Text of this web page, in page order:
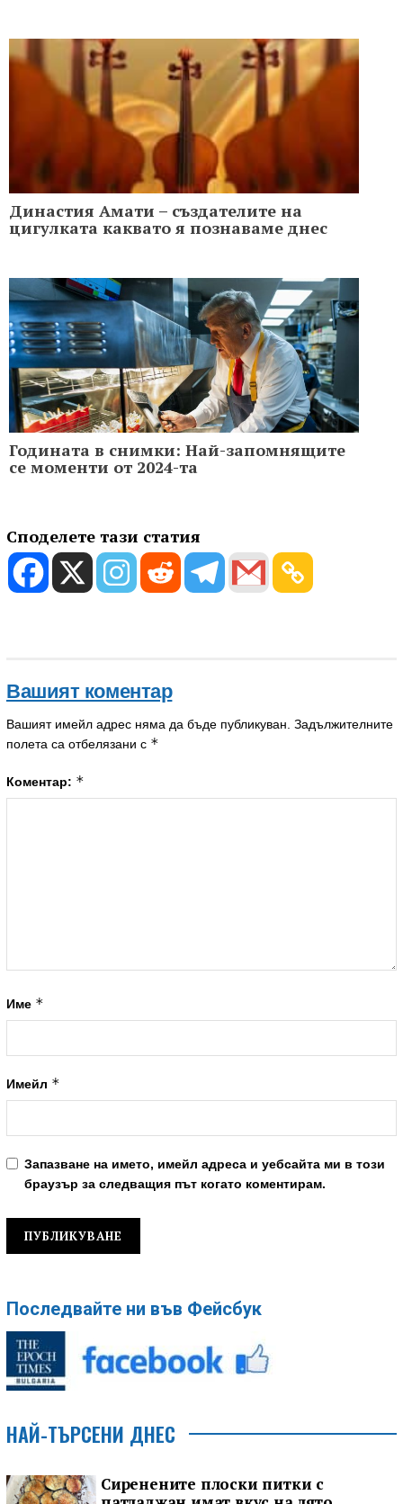
Династия Амати – създателите на
цигулката каквато я познаваме днес
Годината в снимки: Най-запомнящите
се моменти от 2024-та
Споделете тази статия
Вашият коментар
Вашият имейл адрес няма да бъде публикуван. Задължителните
полета са отбелязани с *
Коментар: *
Име *
Имейл *
Запазване на името, имейл адреса и уебсайта ми в този
браузър за следващия път когато коментирам.
Последвайте ни във Фейсбук
НАЙ-ТЪРСЕНИ ДНЕС
Сиренените плоски питки с